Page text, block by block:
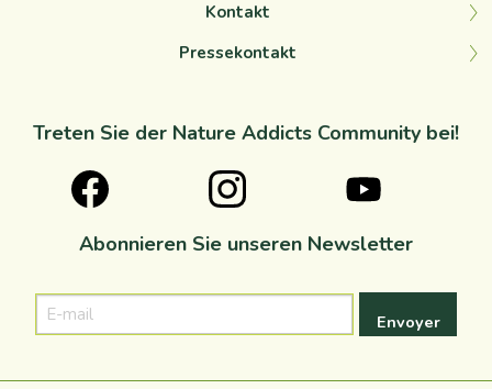
Kontakt
Pressekontakt
Treten Sie der Nature Addicts Community bei!
Abonnieren Sie unseren Newsletter
mail